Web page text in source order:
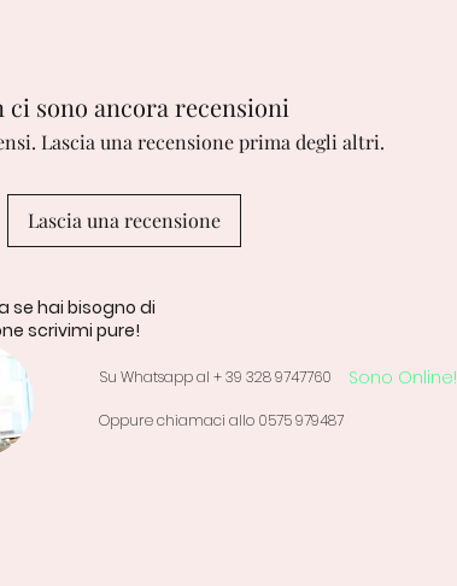
ci sono ancora recensioni
Lascia una recensione prima degli altri.
Lascia una recensione
se hai bisogno di
scrivimi pure!
Su Whatsapp al + 39 328 9747760 Sono Online!
Oppure chiamaci allo 0575 979487